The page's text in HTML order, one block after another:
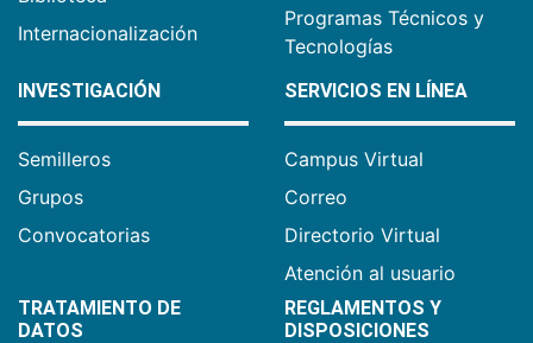
Internacionalización
Programas Técnicos y
Tecnologías
INVESTIGACIÓN
Semilleros
Grupos
Convocatorias
SERVICIOS EN LÍNEA
Campus Virtual
Correo
Directorio Virtual
Atención al usuario
TRATAMIENTO DE
DATOS
REGLAMENTOS Y
DISPOSICIONES